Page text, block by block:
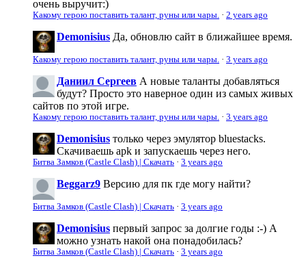
очень выручит:)
Какому герою поставить талант, руны или чары. · 2 years ago
Demonisius Да, обновлю сайт в ближайшее время.
Какому герою поставить талант, руны или чары. · 3 years ago
Даниил Сергеев А новые таланты добавляться
будут? Просто это наверное один из самых живых
сайтов по этой игре.
Какому герою поставить талант, руны или чары. · 3 years ago
Demonisius только через эмулятор bluestacks.
Скачиваешь apk и запускаешь через него.
Битва Замков (Castle Clash) | Скачать · 3 years ago
Beggarz9 Версию для пк где могу найти?
Битва Замков (Castle Clash) | Скачать · 3 years ago
Demonisius первый запрос за долгие годы :-) А
можно узнать накой она понадобилась?
Битва Замков (Castle Clash) | Скачать · 3 years ago